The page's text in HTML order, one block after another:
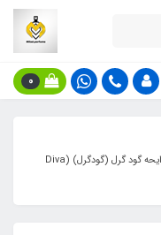
0
ادکلن زنانه فراگرنس ورد مدل دیوا گلاموروس گرل رایحه گود گرل (گودگرل) (Diva